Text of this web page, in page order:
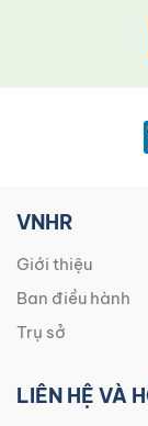
VNHR
Giới thiệu
Ban điều hành
Trụ sở
LIÊN HỆ VÀ